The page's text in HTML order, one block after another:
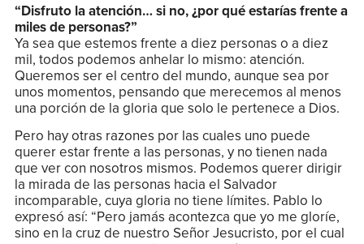
“Disfruto la atención… si no, ¿por qué estarías frente a
miles de personas?”
Ya sea que estemos frente a diez personas o a diez
mil, todos podemos anhelar lo mismo: atención.
Queremos ser el centro del mundo, aunque sea por
unos momentos, pensando que merecemos al menos
una porción de la gloria que solo le pertenece a Dios.
Pero hay otras razones por las cuales uno puede
querer estar frente a las personas, y no tienen nada
que ver con nosotros mismos. Podemos querer dirigir
la mirada de las personas hacia el Salvador
incomparable, cuya gloria no tiene límites. Pablo lo
expresó así: “Pero jamás acontezca que yo me gloríe,
sino en la cruz de nuestro Señor Jesucristo, por el cual